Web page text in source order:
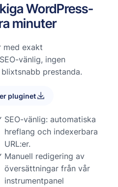
WordPress-
minuter
med exakt
vänlig, ingen
prestanda.
pluginet
SEO-vänlig: automatiska
hreflang och indexerbara
URL:er.
Manuell redigering av
översättningar från vår
instrumentpanel